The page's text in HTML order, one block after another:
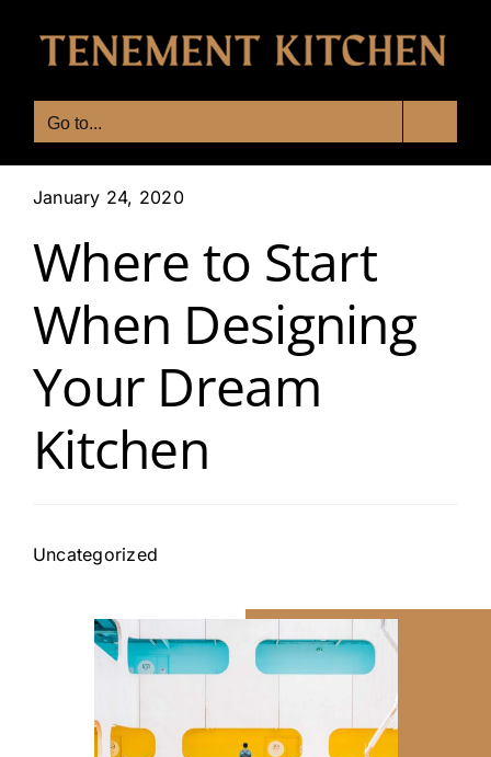
content
Go to...
January 24, 2020
Where to Start
When Designing
Your Dream
Kitchen
Uncategorized